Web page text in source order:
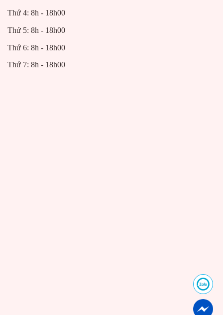
Thứ 4: 8h - 18h00
Thứ 5: 8h - 18h00
Thứ 6: 8h - 18h00
Thứ 7: 8h - 18h00